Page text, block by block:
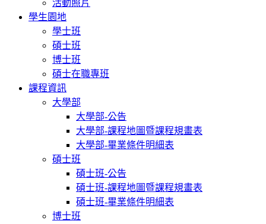
活動照片
學生園地
學士班
碩士班
博士班
碩士在職專班
課程資訊
大學部
大學部-公告
大學部-課程地圖暨課程規畫表
大學部-畢業條件明細表
碩士班
碩士班-公告
碩士班-課程地圖暨課程規畫表
碩士班-畢業條件明細表
博士班